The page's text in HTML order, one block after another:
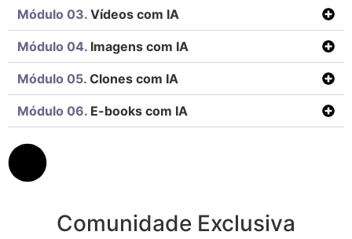
Módulo 03. Vídeos com IA
Módulo 04. Imagens com IA
Módulo 05. Clones com IA
Módulo 06. E-books com IA
Comunidade Exclusiva